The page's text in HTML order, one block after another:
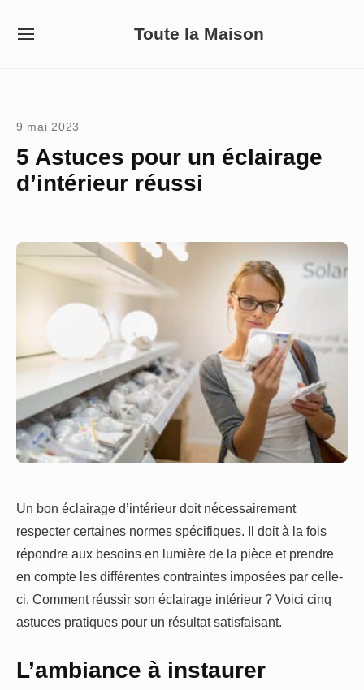
Toute la Maison
SITE
9 mai 2023
5 Astuces pour un éclairage
d’intérieur réussi
Un bon éclairage d’intérieur doit nécessairement
respecter certaines normes spécifiques. Il doit à la fois
répondre aux besoins en lumière de la pièce et prendre
en compte les différentes contraintes imposées par celle-
ci. Comment réussir son éclairage intérieur ? Voici cinq
astuces pratiques pour un résultat satisfaisant.
L’ambiance à instaurer